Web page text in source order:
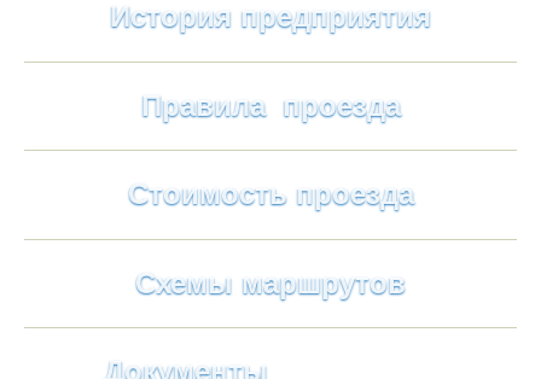
История предприятия
Правила проезда
Стоимость проезда
Схемы маршрутов
Документы